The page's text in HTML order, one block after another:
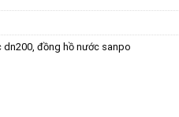
dn200, đồng hồ nước sanpo